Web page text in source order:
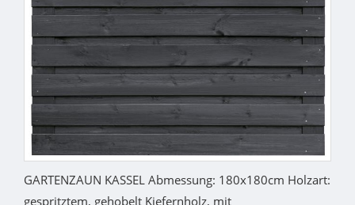
GARTENZAUN KASSEL Abmessung: 180x180cm Holzart:
gespritztem, gehobelt Kiefernholz, mit